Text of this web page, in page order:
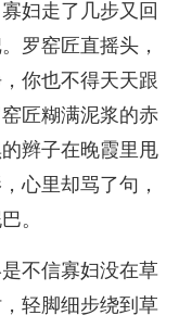
妇走了几步又回
罗窑匠直摇头，
你也不得天天跟
匠糊满泥浆的赤
辫子在晚霞里甩
心里却骂了句，
。
不信寡妇没在草
轻脚细步绕到草